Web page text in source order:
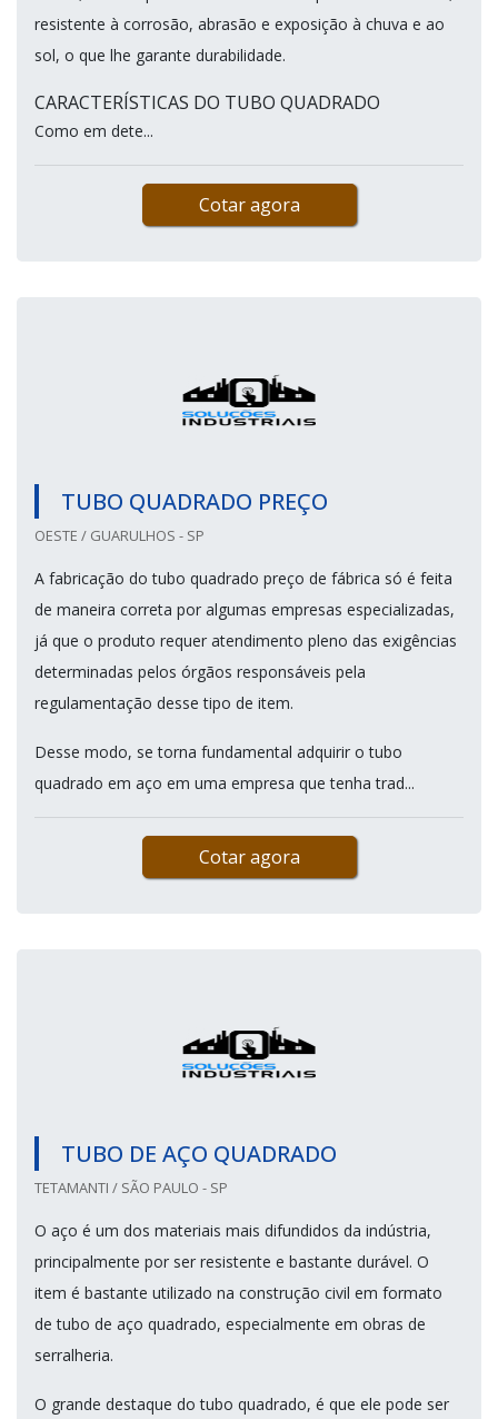
resistente à corrosão, abrasão e exposição à chuva e ao
sol, o que lhe garante durabilidade.
CARACTERÍSTICAS DO TUBO QUADRADO
Como em dete...
Cotar agora
TUBO QUADRADO PREÇO
OESTE / GUARULHOS - SP
A fabricação do tubo quadrado preço de fábrica só é feita
de maneira correta por algumas empresas especializadas,
já que o produto requer atendimento pleno das exigências
determinadas pelos órgãos responsáveis pela
regulamentação desse tipo de item.
Desse modo, se torna fundamental adquirir o tubo
quadrado em aço em uma empresa que tenha trad...
Cotar agora
TUBO DE AÇO QUADRADO
TETAMANTI / SÃO PAULO - SP
O aço é um dos materiais mais difundidos da indústria,
principalmente por ser resistente e bastante durável. O
item é bastante utilizado na construção civil em formato
de tubo de aço quadrado, especialmente em obras de
serralheria.
O grande destaque do tubo quadrado, é que ele pode ser